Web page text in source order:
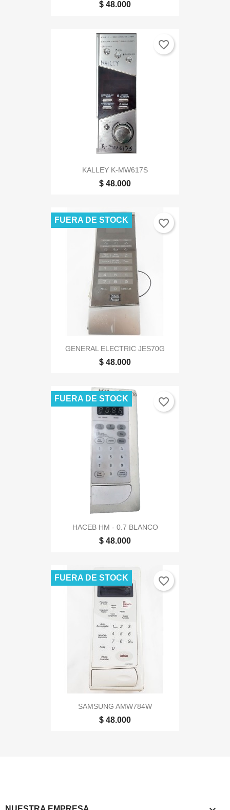
$ 48.000
KALLEY K-MW617S
$ 48.000
favorite_border
GENERAL ELECTRIC JES70G
$ 48.000
FUERA DE STOCK favorite_border
HACEB HM - 0.7 BLANCO
$ 48.000
FUERA DE STOCK favorite_border
SAMSUNG AMW784W
$ 48.000
FUERA DE STOCK favorite_border